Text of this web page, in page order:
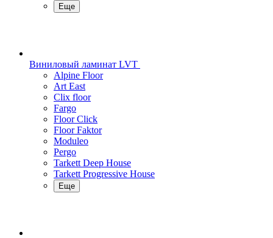
Еще
Виниловый ламинат LVT
Alpine Floor
Art East
Clix floor
Fargo
Floor Click
Floor Faktor
Moduleo
Pergo
Tarkett Deep House
Tarkett Progressive House
Еще